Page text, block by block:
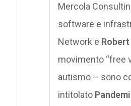
Mercola
software e
Network e Robert
movimento “free
autismo – sono
intitolato